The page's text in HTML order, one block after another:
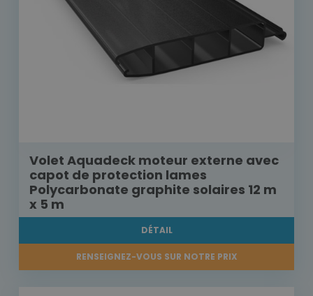
Volet Aquadeck moteur externe avec
capot de protection lames
Polycarbonate graphite solaires 12 m
x 5 m
DÉTAIL
RENSEIGNEZ-VOUS SUR NOTRE PRIX